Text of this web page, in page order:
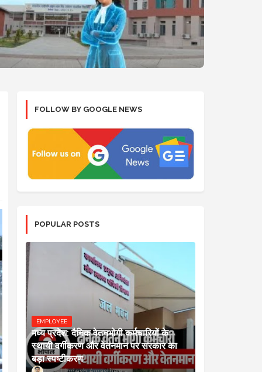
FOLLOW BY GOOGLE NEWS
POPULAR POSTS
EMPLOYEE
मध्य प्रदेश: दैनिक वेतनभोगी कर्मचारियों के
स्थायी वर्गीकरण और वेतनमान पर सरकार का
बड़ा स्पष्टीकरण